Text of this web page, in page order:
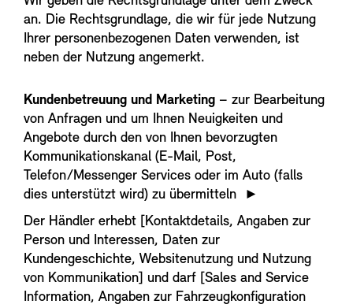
an. Die Rechtsgrundlage, die wir für jede Nutzung
Ihrer personenbezogenen Daten verwenden, ist
neben der Nutzung angemerkt.
Kundenbetreuung und Marketing – zur Bearbeitung
von Anfragen und um Ihnen Neuigkeiten und
Angebote durch den von Ihnen bevorzugten
Kommunikationskanal (E-Mail, Post,
Telefon/Messenger Services oder im Auto (falls
dies unterstützt wird) zu übermitteln
►
Der Händler erhebt [Kontaktdetails, Angaben zur
Person und Interessen, Daten zur
Kundengeschichte, Websitenutzung und Nutzung
von Kommunikation] und darf [Sales and Service
Information, Angaben zur Fahrzeugkonfiguration